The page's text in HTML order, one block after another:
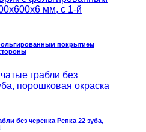
покрытием
без черенка Репка 22 зуба,